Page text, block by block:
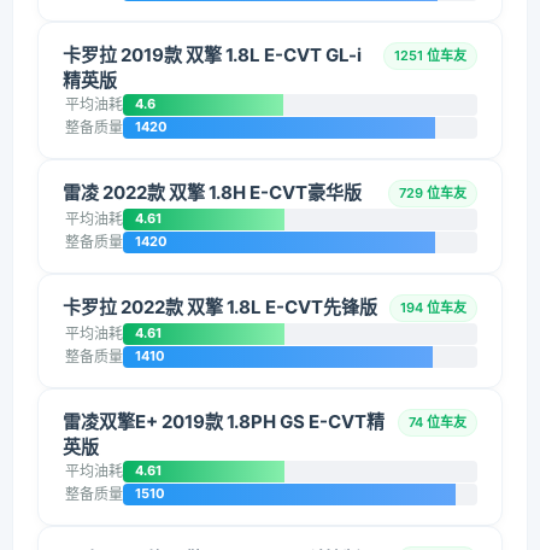
卡罗拉 2019款 双擎 1.8L E-CVT GL-i
精英版
1251 位车友
平均油耗 4.6
整备质量 1420
雷凌 2022款 双擎 1.8H E-CVT豪华版 729 位车友
平均油耗 4.61
整备质量 1420
卡罗拉 2022款 双擎 1.8L E-CVT先锋版 194 位车友
平均油耗 4.61
整备质量 1410
雷凌双擎E+ 2019款 1.8PH GS E-CVT精
英版
74 位车友
平均油耗 4.61
整备质量 1510